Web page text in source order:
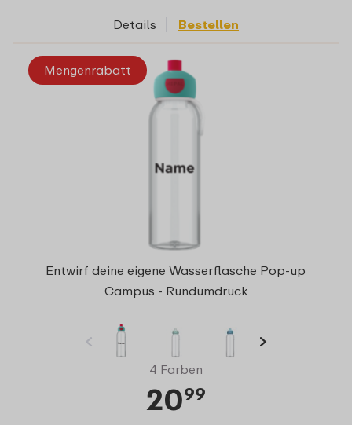
Details Bestellen
Mengenrabatt
Entwirf deine eigene Wasserflasche Pop-up
Campus - Rundumdruck
4 Farben
2099